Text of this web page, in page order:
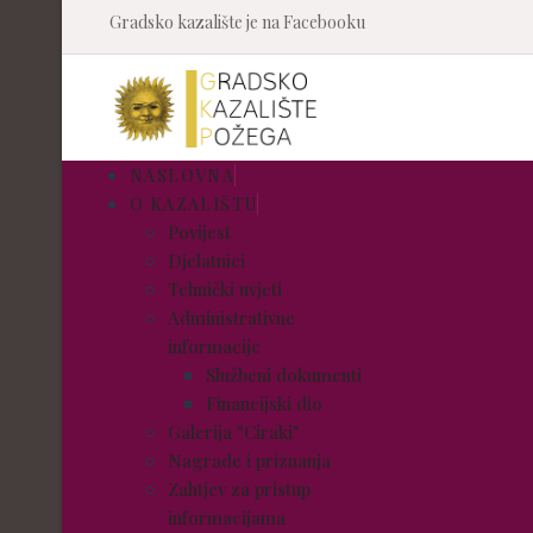
Gradsko kazalište je na Facebooku
NASLOVNA
O KAZALIŠTU
Povijest
Djelatnici
Tehnički uvjeti
Administrativne
informacije
Službeni dokumenti
Financijski dio
Galerija "Ciraki"
Nagrade i priznanja
Zahtjev za pristup
informacijama